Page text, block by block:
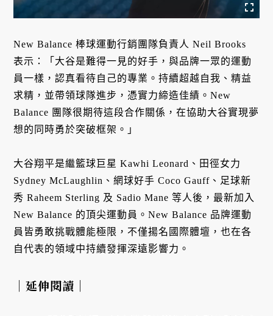
New Balance 棒球運動行銷團隊負責人 Neil Brooks
表示：「大谷是難得一見的好手，與品牌一眾的運動
員一樣，認真看待自己的專業。持續超越自我、精益
求精，並帶領球隊進步，憑實力締造佳績。New
Balance 團隊很期待這段合作關係，在協助大谷實現夢
想的同時勇於突破框架。」
大谷翔平是繼籃球巨星 Kawhi Leonard、田徑女力
Sydney McLaughlin、網球好手 Coco Gauff、足球新
秀 Raheem Sterling 及 Sadio Mane 等人後，最新加入
New Balance 的頂尖運動員。New Balance 品牌運動
員皆勇敢挑戰體能極限，不僅揚名國際體壇，也在各
自代表的領域中持續發揮深遠影響力。
｜延伸閱讀｜